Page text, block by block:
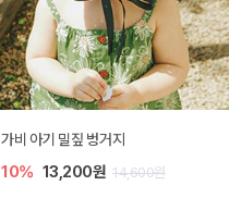
가비 아기 밀짚 벙거지
10% 13,200원 14,600원